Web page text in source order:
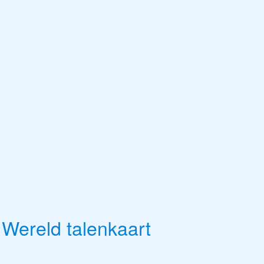
talenkaart